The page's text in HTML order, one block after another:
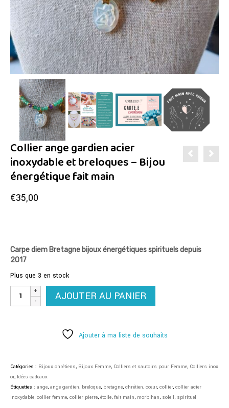
Collier ange gardien acier
inoxydable et breloques – Bijou
énergétique fait main
€35,00
Carpe diem Bretagne bijoux énergétiques spirituels depuis
2017
Plus que 3 en stock
quantité
breloques
-
Bijou
énergétique
AJOUTER AU PANIER
Ajouter à ma liste de souhaits
Catégories : Bijoux chrétiens, Bijoux Femme, Colliers et sautoirs pour Femme, Colliers inox
or, Idées cadeaux
Étiquettes : ange, ange gardien, breloque, bretagne, chrétien, cœur, collier, collier acier
inoxydable, collier femme, collier pierre, étoile, fait-main, morbihan, soleil, spirituel